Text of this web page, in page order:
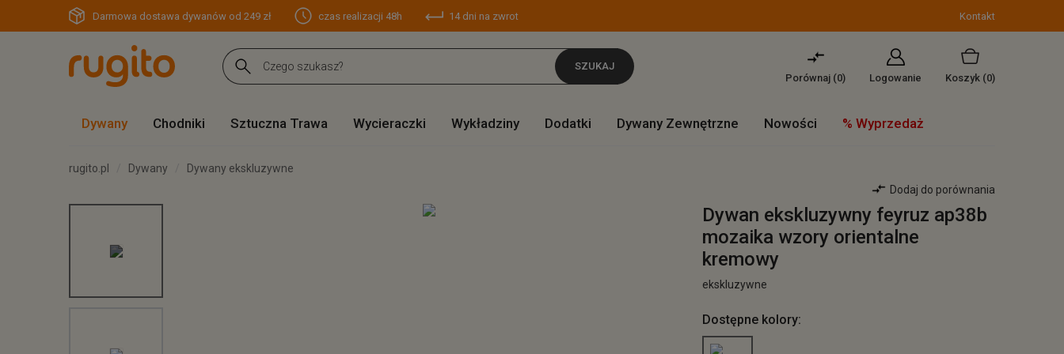
Darmowa dostawa dywanów od 249 zł czas realizacji 48h 14 dni na zwrot Kontakt
SZUKAJ
Porównaj (0) Logowanie Koszyk (0)
Dywany Chodniki Sztuczna Trawa Wycieraczki Wykładziny Dodatki Dywany Zewnętrzne Nowości % Wyprzedaż
rugito.pl Dywany
Dywany ekskluzywne
Dodaj do porównania
Dywan ekskluzywny feyruz ap38b
mozaika wzory orientalne
kremowy
ekskluzywne
Dostępne kolory: